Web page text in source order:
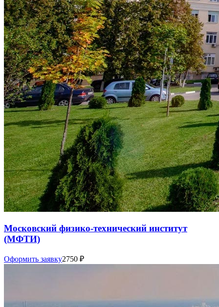
Московский физико-технический институт
(МФТИ)
Оформить заявку2750 ₽